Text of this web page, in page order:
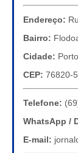
Endereço:
Bairro:
Cidade:
CEP: 76820-
Telefone:
WhatsApp /
E-mail: